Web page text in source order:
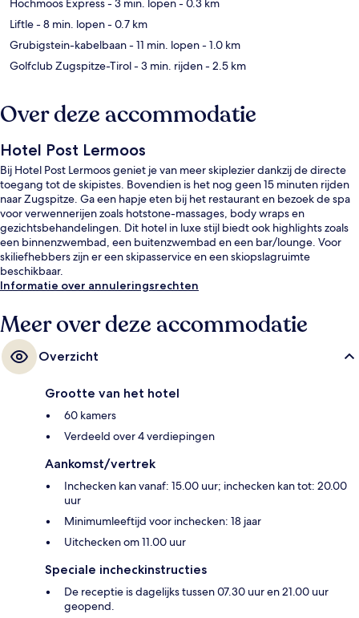
Hochmoos Express- 3 min. lopen- 0.3 km
Liftle- 8 min. lopen- 0.7 km
Grubigstein-kabelbaan- 11 min. lopen- 1.0 km
Golfclub Zugspitze-Tirol- 3 min. rijden- 2.5 km
Over deze accommodatie
Hotel Post Lermoos
Bij Hotel Post Lermoos geniet je van meer skiplezier dankzij de directe
toegang tot de skipistes. Bovendien is het nog geen 15 minuten rijden
naar Zugspitze. Ga een hapje eten bij het restaurant en bezoek de spa
voor verwennerijen zoals hotstone-massages, body wraps en
gezichtsbehandelingen. Dit hotel in luxe stijl biedt ook highlights zoals
een binnenzwembad, een buitenzwembad en een bar/lounge. Voor
skiliefhebbers zijn er een skipasservice en een skiopslagruimte
beschikbaar.
Informatie over annuleringsrechten
Meer over deze accommodatie
Overzicht
Grootte van het hotel
60 kamers
Verdeeld over 4 verdiepingen
Aankomst/vertrek
Inchecken kan vanaf: 15.00 uur; inchecken kan tot: 20.00
uur
Minimumleeftijd voor inchecken: 18 jaar
Uitchecken om 11.00 uur
Speciale incheckinstructies
De receptie is dagelijks tussen 07.30 uur en 21.00 uur
geopend.